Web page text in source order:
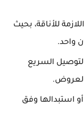
للأناقة، بحيث
واحد.
السريع
استبدالها وفق